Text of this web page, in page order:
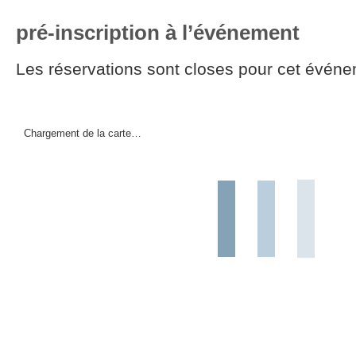
pré-inscription à l’événement
Les réservations sont closes pour cet
Chargement de la carte…